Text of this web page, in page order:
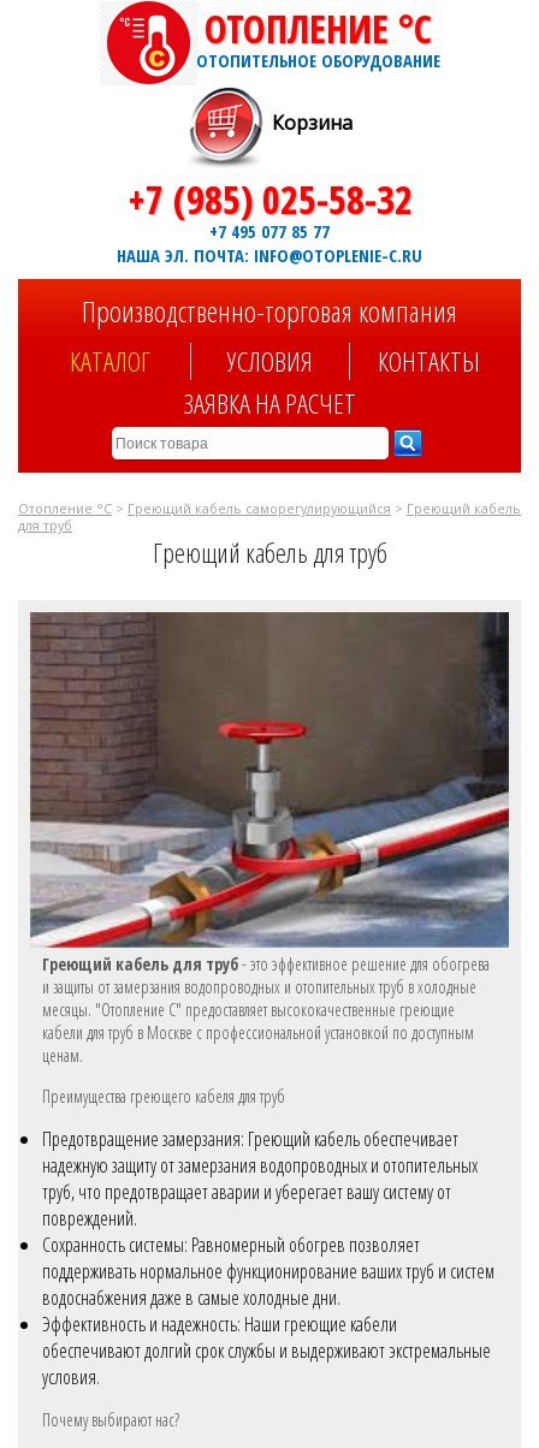
ОТОПЛЕНИЕ °C
ОТОПИТЕЛЬНОЕ ОБОРУДОВАНИЕ
Корзина
+7 (985) 025-58-32
+7 495 077 85 77
НАША ЭЛ. ПОЧТА: INFO@OTOPLENIE-C.RU
Производственно-торговая компания
КАТАЛОГ УСЛОВИЯ
КОНТАКТЫ
ЗАЯВКА НА РАСЧЕТ
Отопление °C > Греющий кабель саморегулирующийся > Греющий кабель
для труб
Греющий кабель для труб
Греющий кабель для труб- это эффективное решение для обогрева
и защиты от замерзания водопроводных и отопительных труб в холодные
месяцы. "Отопление С" предоставляет высококачественные греющие
кабели для труб в Москве с профессиональной установкой по доступным
ценам.
Преимущества греющего кабеля для труб
Предотвращение замерзания: Греющий кабель обеспечивает
надежную защиту от замерзания водопроводных и отопительных
труб, что предотвращает аварии и уберегает вашу систему от
повреждений.
Сохранность системы: Равномерный обогрев позволяет
поддерживать нормальное функционирование ваших труб и систем
водоснабжения даже в самые холодные дни.
Эффективность и надежность: Наши греющие кабели
обеспечивают долгий срок службы и выдерживают экстремальные
условия.
Почему выбирают нас?